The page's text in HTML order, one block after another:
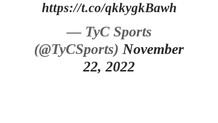
https://t.co/qkkygkBawh
— TyC Sports
(@TyCSports) November
22, 2022